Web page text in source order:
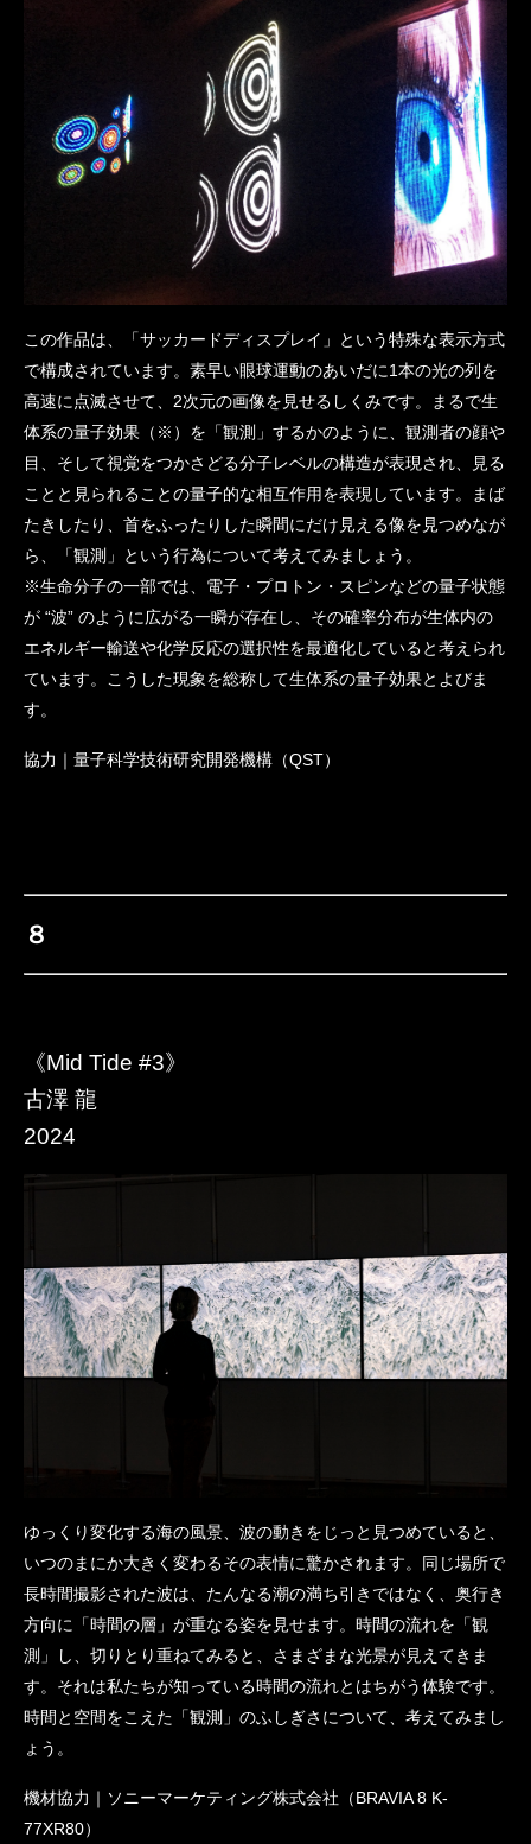
この作品は、「サッカードディスプレイ」という特殊な表示方式
で構成されています。素早い眼球運動のあいだに1本の光の列を
高速に点滅させて、2次元の画像を見せるしくみです。まるで生
体系の量子効果（※）を「観測」するかのように、観測者の顔や
目、そして視覚をつかさどる分子レベルの構造が表現され、見る
ことと見られることの量子的な相互作用を表現しています。まば
たきしたり、首をふったりした瞬間にだけ見える像を見つめなが
ら、「観測」という行為について考えてみましょう。
※生命分子の一部では、電子・プロトン・スピンなどの量子状態
が “波” のように広がる一瞬が存在し、その確率分布が生体内の
エネルギー輸送や化学反応の選択性を最適化していると考えられ
ています。こうした現象を総称して生体系の量子効果とよびま
す。
協力｜量子科学技術研究開発機構（QST）
８
《Mid Tide #3》
古澤 龍
2024 ​
ゆっくり変化する海の風景、波の動きをじっと見つめていると、
いつのまにか大きく変わるその表情に驚かされます。同じ場所で
長時間撮影された波は、たんなる潮の満ち引きではなく、奥行き
方向に「時間の層」が重なる姿を見せます。時間の流れを「観
測」し、切りとり重ねてみると、さまざまな光景が見えてきま
す。それは私たちが知っている時間の流れとはちがう体験です。
時間と空間をこえた「観測」のふしぎさについて、考えてみまし
ょう。
機材協力｜ソニーマーケティング株式会社（BRAVIA 8 K-
77XR80）